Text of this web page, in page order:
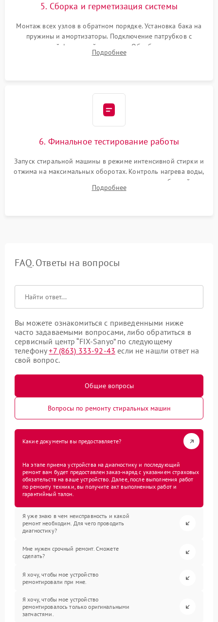
5. Сборка и герметизация системы
Монтаж всех узлов в обратном порядке. Установка бака на
пружины и амортизаторы. Подключение патрубков с
надежной фиксацией хомутами. Обработка стыков
герметиком для предотвращения возможных протечек воды.
Подробнее
6. Финальное тестирование работы
Запуск стиральной машины в режиме интенсивной стирки и
отжима на максимальных оборотах. Контроль нагрева воды,
корректности слива, отсутствия излишних вибраций,
посторонних стуков и протечек под корпусом.
Подробнее
FAQ. Ответы на вопросы
Вы можете ознакомиться с приведенными ниже
часто задаваемыми вопросами, либо обратиться в
сервисный центр “FIX-Sanyo” по следующему
телефону+7 (863) 333-92-43 если не нашли ответ на
свой вопрос.
Общие вопросы
Вопросы по ремонту стиральных машин
Какие документы вы предоставляете?
На этапе приема устройства на диагностику и последующий
ремонт вам будет предоставлен заказ-наряд с указанием страховых
обязательств на ваше устройство. Далее, после выполнения работ
по ремонту техники, вы получите акт выполненных работ и
гарантийный талон.
Я уже знаю в чем неисправность и какой
ремонт необходим. Для чего проводить
диагностику?
Мне нужен срочный ремонт. Сможете
сделать?
Я хочу, чтобы мое устройство
ремонтировали при мне.
Я хочу, чтобы мое устройство
ремонтировалось только оригинальными
запчастями.